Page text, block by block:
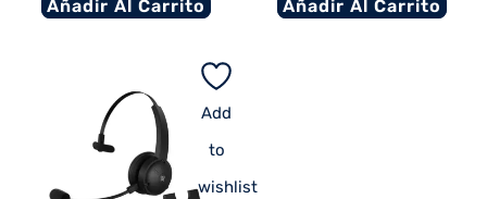
Añadir Al Carrito Añadir Al Carrito
Add
to
wishlist